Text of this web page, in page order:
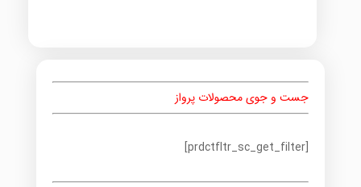
جست و جوی محصولات پرواز
[prdctfltr_sc_get_filter]